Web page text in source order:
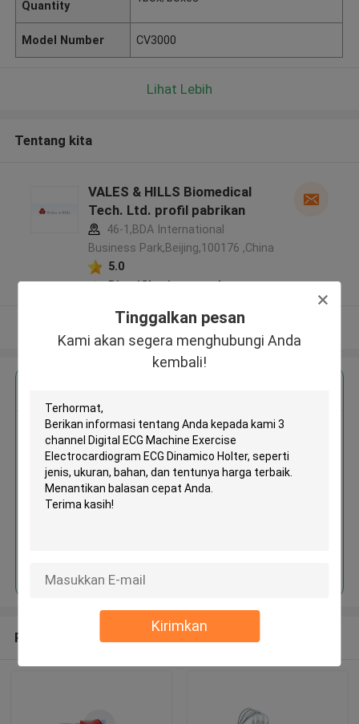
Tinggalkan pesan
Kami akan segera menghubungi Anda
kembali!
Kirimkan
Quantity
Model Number CV3000
Lihat Lebih
Tentang kita
VALES & HILLS Biomedical
Tech. Ltd. profil pabrikan
46-1,BDA International
Business Park,Beijing,100176 ,China
5.0
Diverifikasi pemasok
Lihat Lebih
3 channel Digital ECG Machine
Exercise Electrocardiogram
ECG Dinamico Holter
MOQ： 1box/boxes
Rekomendasi Produk